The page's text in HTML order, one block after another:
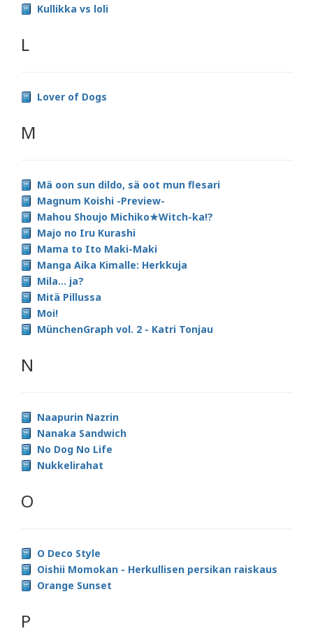
Kullikka vs loli
L
Lover of Dogs
M
Mä oon sun dildo, sä oot mun flesari
Magnum Koishi -Preview-
Mahou Shoujo Michiko★Witch-ka!?
Majo no Iru Kurashi
Mama to Ito Maki-Maki
Manga Aika Kimalle: Herkkuja
Mila... ja?
Mitä Pillussa
Moi!
MünchenGraph vol. 2 - Katri Tonjau
N
Naapurin Nazrin
Nanaka Sandwich
No Dog No Life
Nukkelirahat
O
O Deco Style
Oishii Momokan - Herkullisen persikan raiskaus
Orange Sunset
P